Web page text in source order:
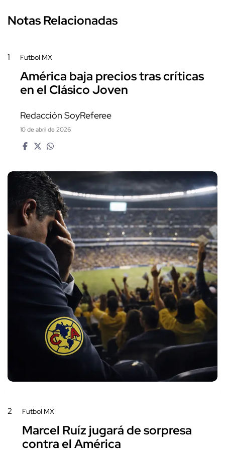
Notas Relacionadas
1 Futbol MX
América baja precios tras críticas
en el Clásico Joven
Redacción SoyReferee
10 de abril de 2026
2 Futbol MX
Marcel Ruíz jugará de sorpresa
contra el América